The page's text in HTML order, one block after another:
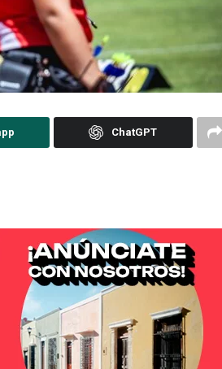
ChatGPT